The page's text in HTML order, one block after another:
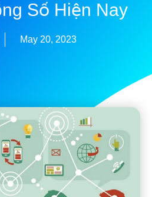
Số Hiện Nay
May 20, 2023